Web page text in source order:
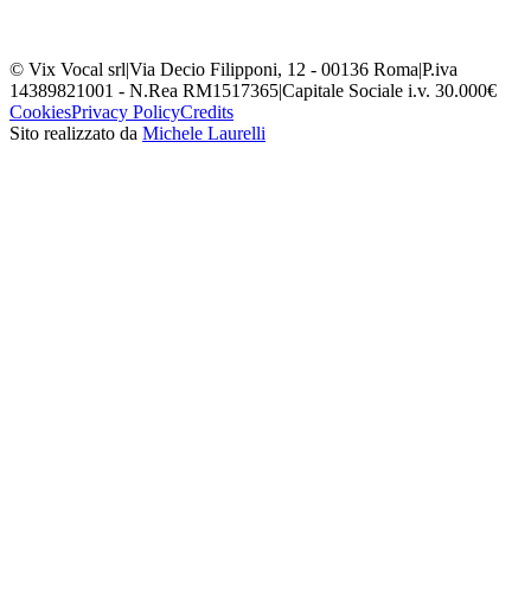
© Vix Vocal srl|Via Decio Filipponi, 12 - 00136 Roma|P.iva
14389821001 - N.Rea RM1517365|Capitale Sociale i.v. 30.000€
CookiesPrivacy PolicyCredits
Sito realizzato da Michele Laurelli